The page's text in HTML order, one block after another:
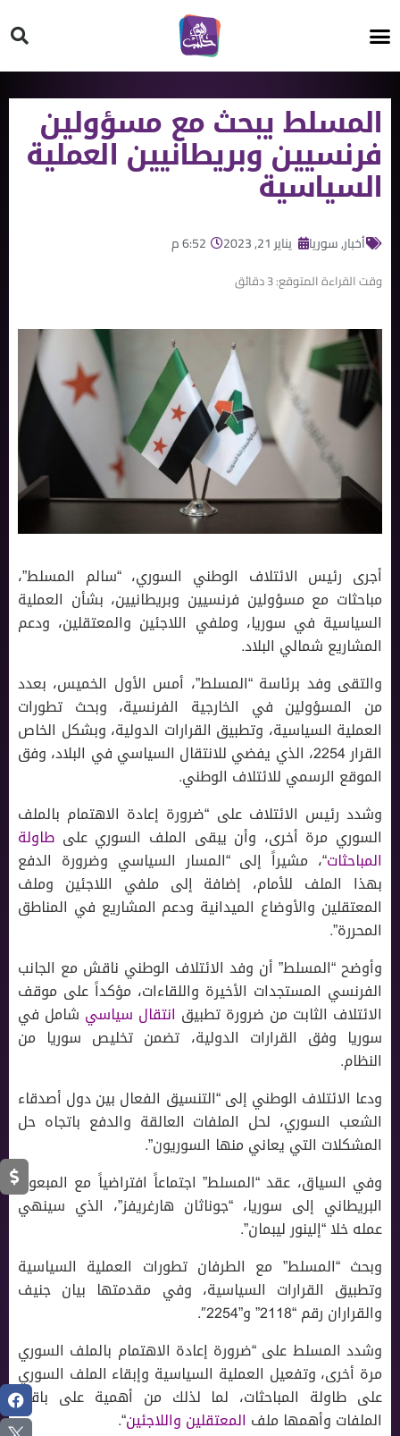
المسلط يبحث مع مسؤولين
فرنسيين وبريطانيين العملية
السياسية
أخبار,سوريا يناير 21, 2023 6:52 م
وقت القراءة المتوقع:3دقائق
أجرى رئيس الائتلاف الوطني السوري، “سالم المسلط”،
مباحثات مع مسؤولين فرنسيين وبريطانيين، بشأن العملية
السياسية في سوريا، وملفي اللاجئين والمعتقلين، ودعم
المشاريع شمالي البلاد.
والتقى وفد برئاسة “المسلط”، أمس الأول الخميس، بعدد
من المسؤولين في الخارجية الفرنسية، وبحث تطورات
العملية السياسية، وتطبيق القرارات الدولية، وبشكل الخاص
القرار 2254، الذي يفضي للانتقال السياسي في البلاد، وفق
الموقع الرسمي للائتلاف الوطني.
وشدد رئيس الائتلاف على “ضرورة إعادة الاهتمام بالملف
السوري مرة أخرى، وأن يبقى الملف السوري على طاولة
المباحثات“، مشيراً إلى “المسار السياسي وضرورة الدفع
بهذا الملف للأمام، إضافة إلى ملفي اللاجئين وملف
المعتقلين والأوضاع الميدانية ودعم المشاريع في المناطق
المحررة”.
وأوضح “المسلط” أن وفد الائتلاف الوطني ناقش مع الجانب
الفرنسي المستجدات الأخيرة واللقاءات، مؤكداً على موقف
الائتلاف الثابت من ضرورة تطبيق انتقال سياسي شامل في
سوريا وفق القرارات الدولية، تضمن تخليص سوريا من
النظام.
ودعا الائتلاف الوطني إلى “التنسيق الفعال بين دول أصدقاء
الشعب السوري، لحل الملفات العالقة والدفع باتجاه حل
المشكلات التي يعاني منها السوريون”.
وفي السياق، عقد “المسلط” اجتماعاً افتراضياً مع المبعوث
البريطاني إلى سوريا، “جوناثان هارغريفز”، الذي سينهي
عمله خلا “إلينور ليبمان”.
وبحث “المسلط” مع الطرفان تطورات العملية السياسية
وتطبيق القرارات السياسية، وفي مقدمتها بيان جنيف
والقراران رقم “2118” و”2254″.
وشدد المسلط على “ضرورة إعادة الاهتمام بالملف السوري
مرة أخرى، وتفعيل العملية السياسية وإبقاء الملف السوري
على طاولة المباحثات، لما لذلك من أهمية على باقي
الملفات وأهمها ملف المعتقلين واللاجئين“.